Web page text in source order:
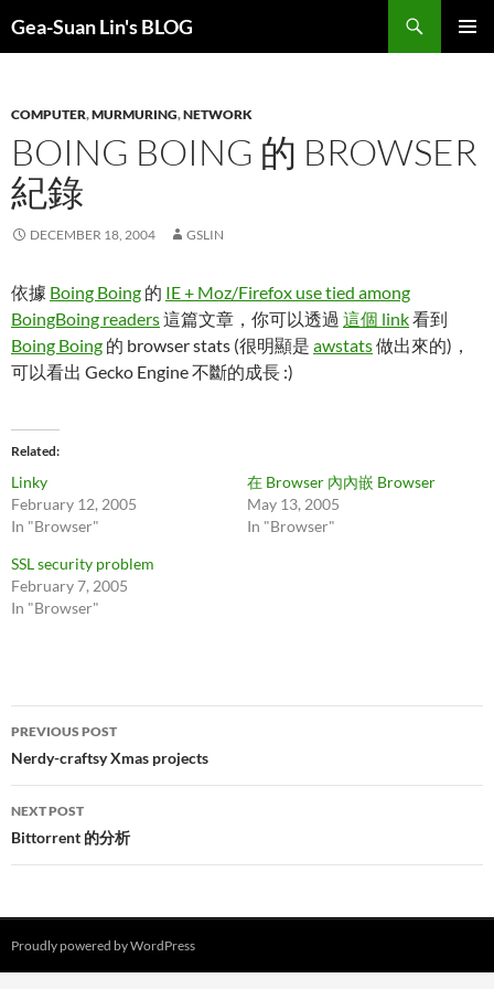
Gea-Suan Lin's BLOG
COMPUTER,MURMURING,NETWORK
BOING BOING 的 BROWSER
紀錄
DECEMBER 18, 2004 GSLIN
依據 Boing Boing 的 IE + Moz/Firefox use tied among
BoingBoing readers這篇文章，你可以透過 這個 link看到
Boing Boing 的 browser stats (很明顯是 awstats做出來的)，
可以看出 Gecko Engine 不斷的成長 :)
Related
Linky
February 12, 2005
In "Browser"
在 Browser 內內嵌 Browser
May 13, 2005
In "Browser"
SSL security problem
February 7, 2005
In "Browser"
Post
navigation
PREVIOUS POST
Nerdy-craftsy Xmas projects
NEXT POST
Bittorrent 的分析
Proudly powered by WordPress